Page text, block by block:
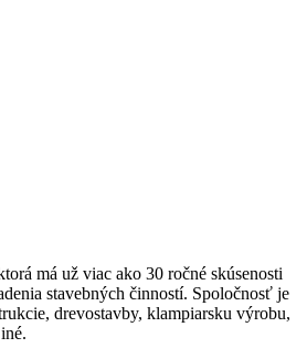
má už viac ako 30 ročné skúsenosti
stavebných činností. Spoločnosť je
drevostavby, klampiarsku výrobu,